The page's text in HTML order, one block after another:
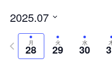
2025.07
付
月
28 火
29 水
30
Previous
week